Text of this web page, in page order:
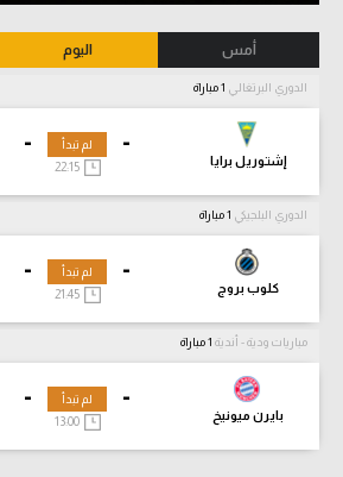
أمس اليوم
الدوري البرتغالي
-
إشتوريل برايا
- لم تبدأ
22:15
الدوري البلجيكي
-
كلوب بروج
- لم تبدأ
21:45
مباريات ودية - أندية
-
بايرن ميونيخ
- لم تبدأ
13:00